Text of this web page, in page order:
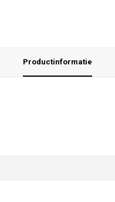
Productinformatie